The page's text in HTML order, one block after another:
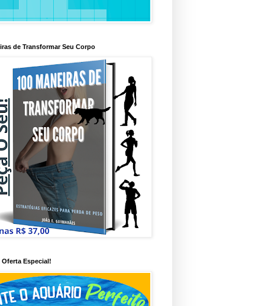
de Transformar Seu Corpo
Oferta Especial!